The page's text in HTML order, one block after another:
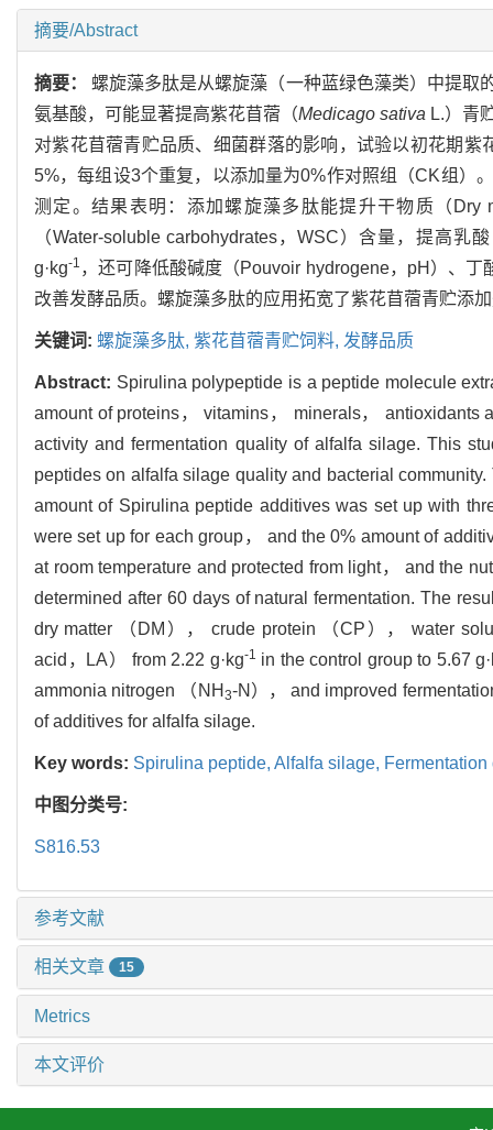
摘要/Abstract
摘要： 螺旋藻多肽是从螺旋藻（一种蓝绿色藻类）中提取
氨基酸，可能显著提高紫花苜蓿（Medicago sativa L.）青
对紫花苜蓿青贮品质、细菌群落的影响，试验以初花期
5%，每组设3个重复，以添加量为0%作对照组（CK组）
测定。结果表明：添加螺旋藻多肽能提升干物质（Dry
（Water-soluble carbohydrates，WSC）含量，提高乳
g·kg-1 ，还可降低酸碱度（Pouvoir hydrogene，pH）、
改善发酵品质。螺旋藻多肽的应用拓宽了紫花苜蓿青贮添
关键词: 螺旋藻多肽, 紫花苜蓿青贮饲料, 发酵品质
Abstract: Spirulina polypeptide is a peptide molecule
amount of proteins， vitamins， minerals， antioxidants
activity and fermentation quality of alfalfa silage. This
peptides on alfalfa silage quality and bacterial
amount of Spirulina peptide additives was set up with
were set up for each group， and the 0% amount of
at room temperature and protected from light， and the
determined after 60 days of natural fermentation. The
dry matter （DM）， crude protein （CP）， water
acid，LA） from 2.22 g·kg-1 in the control group to 5.67
ammonia nitrogen （NH 3-N）， and improved
of additives for alfalfa silage.
Key words: Spirulina peptide, Alfalfa silage, Fermentation
中图分类号:
S816.53
参考文献
相关文章 15
Metrics
本文评价